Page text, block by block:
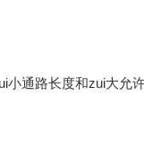
小通路长度和zui大允